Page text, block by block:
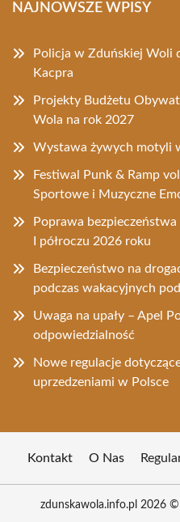
NAJNOWSZE WPISY
Policja w Zduńskiej Woli
Kacpra
Projekty Budżetu
Wola na rok 2027
Wystawa żywych motyli
Festiwal Punk & Ramp
Sportowe i Muzyczne
Poprawa
I półroczu 2026 roku
Bezpieczeństwo na
podczas wakacyjnych
Uwaga na upały – Apel
odpowiedzialność
Nowe regulacje
uprzedzeniami w Polsce
Kontakt O Nas
zdunskawola.info.pl 2026 ©